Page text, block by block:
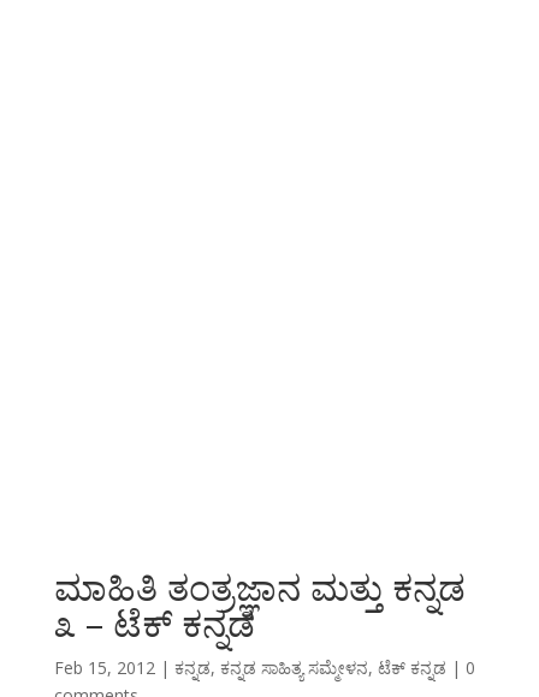
ಮಾಹಿತಿ ತಂತ್ರಜ್ಞಾನ ಮತ್ತು ಕನ್ನಡ
೩ – ಟೆಕ್ ಕನ್ನಡ
Feb 15, 2012| ಕನ್ನಡ, ಕನ್ನಡ ಸಾಹಿತ್ಯ ಸಮ್ಮೇಳನ, ಟೆಕ್ ಕನ್ನಡ | 0